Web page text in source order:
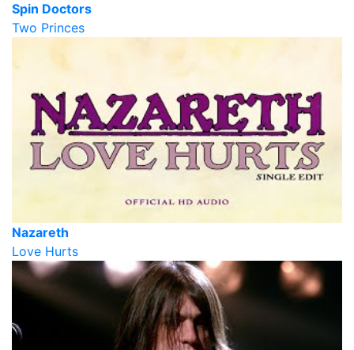
Spin Doctors
Two Princes
Nazareth
Love Hurts